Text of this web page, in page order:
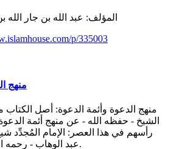
المؤلف: عبد الله بن جار الله
p/335003
منهج
منهج الدعوة وأئمة الدعوة: أصل
الشيخ - حفظه الله - عن منهج أئمة
رأسهم في هذا العصر: الإمام المُجدِّد
عبد الوهاب - رحمه الله - ومن جاء بعده.